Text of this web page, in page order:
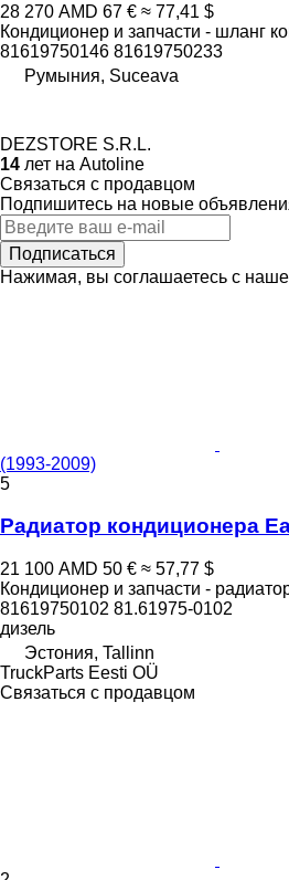
28 270 AMD 67 € ≈ 77,41 $
Кондиционер и запчасти - шланг
81619750146 81619750233
Румыния, Suceava
DEZSTORE S.R.L.
14 лет на Autoline
Связаться с продавцом
Подпишитесь на новые
Подписаться
Нажимая, вы соглашаетесь с
(1993-2009)
5
Радиатор кондиционера
21 100 AMD 50 € ≈ 57,77 $
Кондиционер и запчасти -
81619750102 81.61975-0102
дизель
Эстония, Tallinn
TruckParts Eesti OÜ
Связаться с продавцом